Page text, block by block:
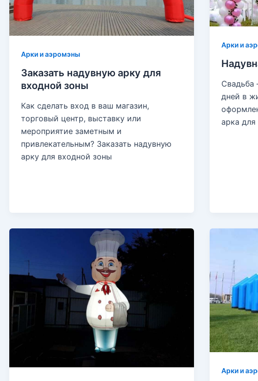
Арки и аэромэны
Заказать надувную арку для
входной зоны
Как сделать вход в ваш магазин,
торговый центр, выставку или
мероприятие заметным и
привлекательным? Заказать надувную
арку для входной зоны
Арки и
Свадьба
дней в
арка
Арки и